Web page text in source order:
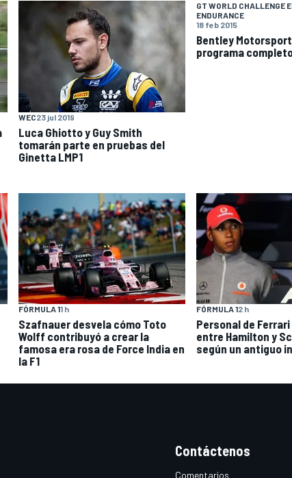
WEC23 jul 2019
Luca Ghiotto y Guy Smith
tomarán parte en pruebas del
Ginetta LMP1
GT WORLD CHALLENGE
ENDURANCE
18 feb 2015
Bentley
programa
FÓRMULA 11 h
Szafnauer desvela cómo Toto
Wolff contribuyó a crear la
famosa era rosa de Force India en
la F1
FÓRMULA 12 h
Personal de
entre Hamilton y
según un antiguo
Contáctenos
Comentarios